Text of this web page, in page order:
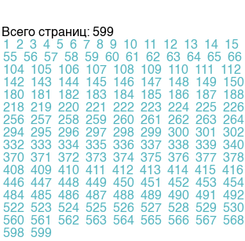
Всего страниц: 599
1
2 3 4 5 6 7 8 9 10 11 12 13 14 15
55 56 57 58 59 60 61 62 63 64 65 66
104 105 106 107 108 109 110 111 112
142 143 144 145 146 147 148 149 150
180 181 182 183 184 185 186 187 188
218 219 220 221 222 223 224 225 226
256 257 258 259 260 261 262 263 264
294 295 296 297 298 299 300 301 302
332 333 334 335 336 337 338 339 340
370 371 372 373 374 375 376 377 378
408 409 410 411 412 413 414 415 416
446 447 448 449 450 451 452 453 454
484 485 486 487 488 489 490 491 492
522 523 524 525 526 527 528 529 530
560 561 562 563 564 565 566 567 568
598 599